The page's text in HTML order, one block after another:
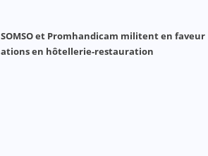
et Promhandicam militent en faveur
en hôtellerie-restauration